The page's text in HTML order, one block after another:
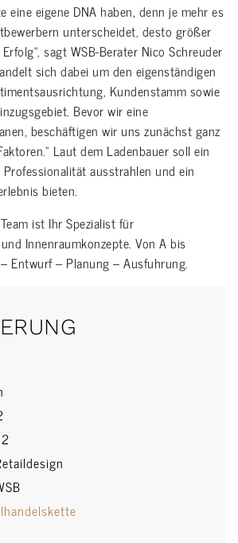
eine eigene DNA haben, denn je mehr es
unterscheidet, desto größer
sagt WSB-Berater Nico Schreuder
sich dabei um den eigenständigen
Kundenstamm sowie
Bevor wir eine
beschäftigen wir uns zunächst ganz
Laut dem Ladenbauer soll ein
ausstrahlen und ein
bieten.
ist Ihr Spezialist für
Innenraumkonzepte. Von A bis
Entwurf – Planung – Ausfuhrung.